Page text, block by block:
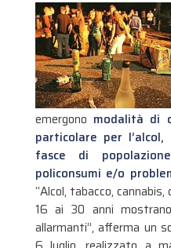
emergono modalità di
particolare per
fasce di
policonsumi e/o
“Alcol, tabacco,
16 ai 30 anni
allarmanti”, afferma un